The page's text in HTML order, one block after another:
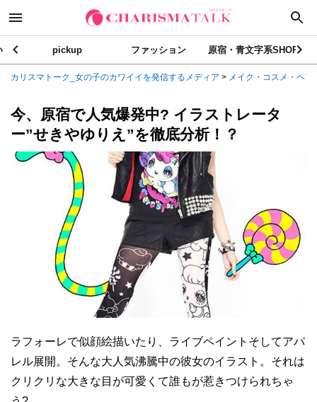
pickup ファッション 原宿・青文字系SHOP
カリスマトーク_女の子のカワイイを発信するメディア > メイク・コスメ・ヘア
今、原宿で人気爆発中? イラストレータ
ー”せきやゆりえ”を徹底分析！？
ラフォーレで似顔絵描いたり、ライブペイントそしてアパ
レル展開。そんな大人気沸騰中の彼女のイラスト。それは
クリクリな大きな目が可愛くて誰もが惹きつけられちゃ